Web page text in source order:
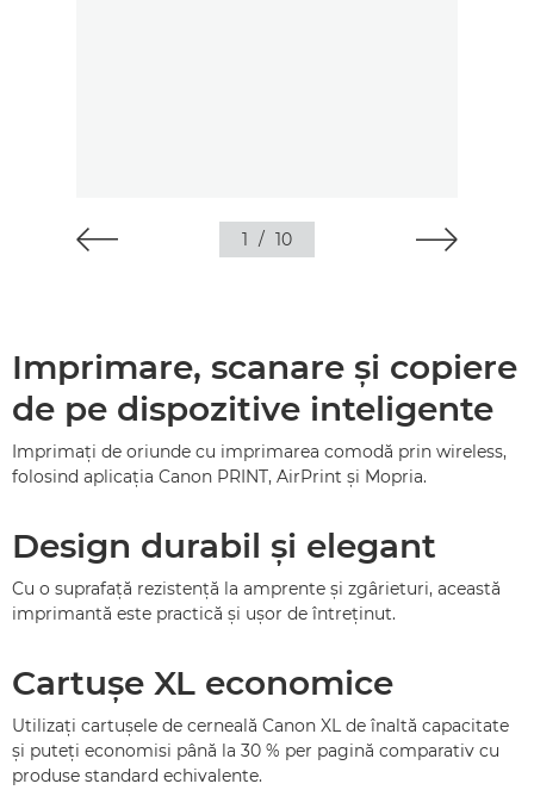
1 / 10
Imprimare, scanare şi copiere
de pe dispozitive inteligente
Imprimaţi de oriunde cu imprimarea comodă prin wireless,
folosind aplicaţia Canon PRINT, AirPrint şi Mopria.
Design durabil şi elegant
Cu o suprafaţă rezistenţă la amprente şi zgârieturi, această
imprimantă este practică şi uşor de întreţinut.
Cartuşe XL economice
Utilizaţi cartuşele de cerneală Canon XL de înaltă capacitate
şi puteţi economisi până la 30 % per pagină comparativ cu
produse standard echivalente.